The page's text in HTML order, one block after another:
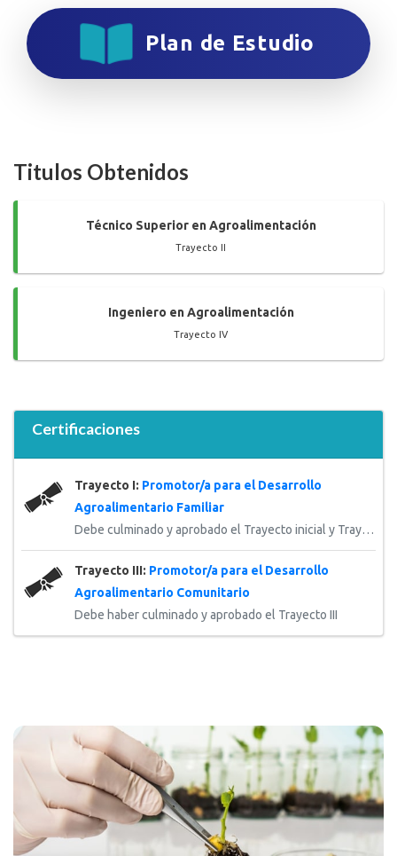
Plan de Estudio
Titulos Obtenidos
Técnico Superior en Agroalimentación
Trayecto II
Ingeniero en Agroalimentación
Trayecto IV
Certificaciones
Trayecto I: Promotor/a para el Desarrollo
Agroalimentario Familiar
Debe culminado y aprobado el Trayecto inicial y Trayecto I
Trayecto III: Promotor/a para el Desarrollo
Agroalimentario Comunitario
Debe haber culminado y aprobado el Trayecto III